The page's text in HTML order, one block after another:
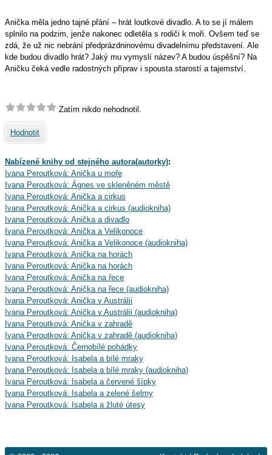
Anička měla jedno tajné přání – hrát loutkové divadlo. A to se jí málem
splnilo na podzim, jenže nakonec odletěla s rodiči k moři. Ovšem teď se
zdá, že už nic nebrání předprázdninovému divadelnímu představení. Ale
kde budou divadlo hrát? Jaký mu vymyslí název? A budou úspěšní? Na
Aničku čeká vedle radostných příprav i spousta starostí a tajemství.
Zatím nikdo nehodnotil.
Hodnotit
Nabízené knihy od stejného autora(autorky):
Ivana Peroutková: Anička u moře
Ivana Peroutková: Ágnes ve skleněném městě
Ivana Peroutková: Anička a cirkus
Ivana Peroutková: Anička a cirkus (audiokniha)
Ivana Peroutková: Anička a divadlo
Ivana Peroutková: Anička a Velikonoce
Ivana Peroutková: Anička a Velikonoce (audiokniha)
Ivana Peroutková: Anička na horách
Ivana Peroutková: Anička na horách
Ivana Peroutková: Anička na řece
Ivana Peroutková: Anička na řece (audiokniha)
Ivana Peroutková: Anička v Austrálii
Ivana Peroutková: Anička v Austrálii (audiokniha)
Ivana Peroutková: Anička v zahradě
Ivana Peroutková: Anička v zahradě (audiokniha)
Ivana Peroutková: Černobílé pohádky
Ivana Peroutková: Isabela a bílé mraky
Ivana Peroutková: Isabela a bílé mraky (audiokniha)
Ivana Peroutková: Isabela a červené šípky
Ivana Peroutková: Isabela a zelené šelmy
Ivana Peroutková: Isabela a žluté útesy